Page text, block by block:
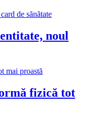
noul
fizică tot